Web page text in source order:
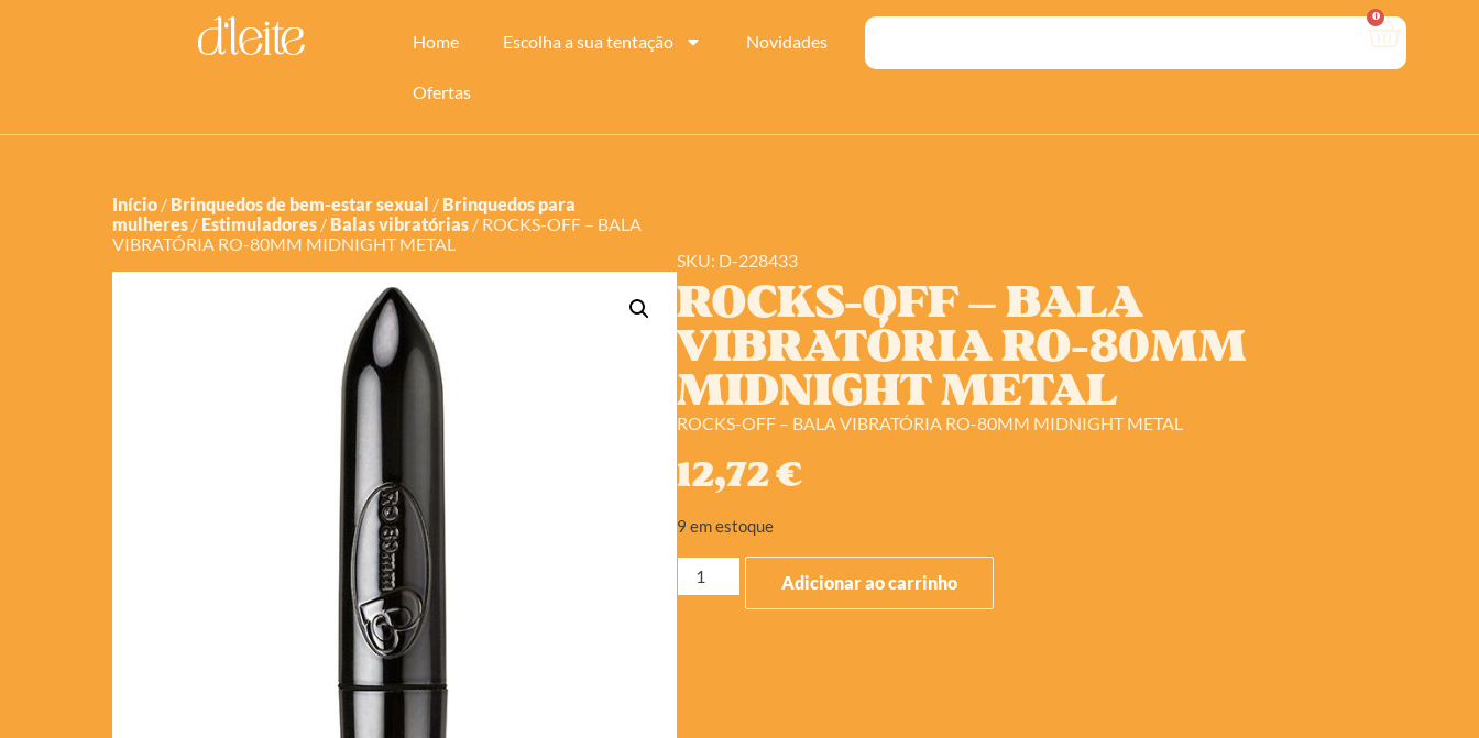
Home Escolha a sua tentação Novidades
Ofertas
0
Início / Brinquedos de bem-estar sexual / Brinquedos para
mulheres / Estimuladores / Balas vibratórias / ROCKS-OFF – BALA
VIBRATÓRIA RO-80MM MIDNIGHT METAL
SKU: D-228433
ROCKS-OFF – BALA
VIBRATÓRIA RO-80MM
MIDNIGHT METAL
ROCKS-OFF – BALA VIBRATÓRIA RO-80MM MIDNIGHT METAL
12,72€
9 em estoque
Adicionar ao carrinho